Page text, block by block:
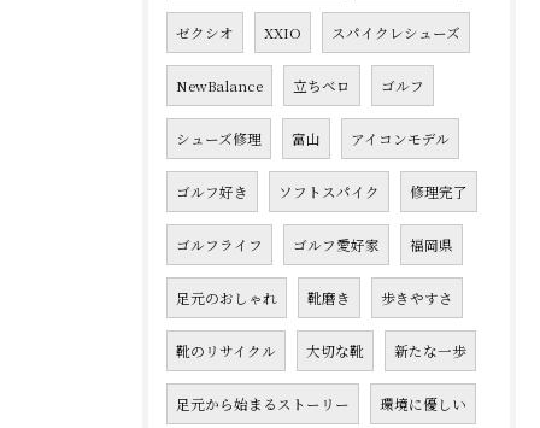
ゼクシオ XXIO スパイクレシューズ
NewBalance 立ちベロ ゴルフ
シューズ修理 富山 アイコンモデル
ゴルフ好き ソフトスパイク 修理完了
ゴルフライフ ゴルフ愛好家 福岡県
足元のおしゃれ 靴磨き 歩きやすさ
靴のリサイクル 大切な靴 新たな一歩
足元から始まるストーリー 環境に優しい